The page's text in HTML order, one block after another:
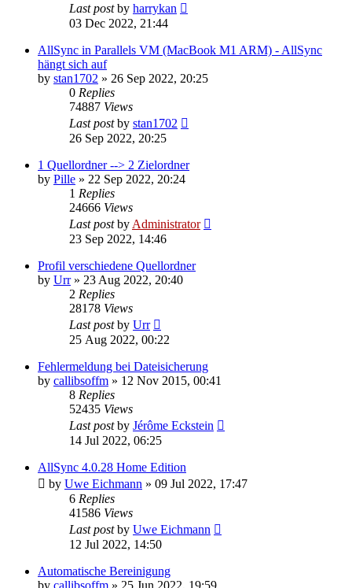
Last postby harrykan
03 Dec 2022, 21:44
AllSync in Parallels VM (MacBook M1 ARM) - AllSync
hängt sich auf
by stan1702 » 26 Sep 2022, 20:25
0 Replies
74887 Views
Last postby stan1702
26 Sep 2022, 20:25
1 Quellordner --> 2 Zielordner
by Pille » 22 Sep 2022, 20:24
1 Replies
24666 Views
Last postby Administrator
23 Sep 2022, 14:46
Profil verschiedene Quellordner
by Urr» 23 Aug 2022, 20:40
2 Replies
28178 Views
Last postby Urr
25 Aug 2022, 00:22
Fehlermeldung bei Dateisicherung
by callibsoffm » 12 Nov 2015, 00:41
8 Replies
52435 Views
Last postby Jérôme Eckstein
14 Jul 2022, 06:25
AllSync 4.0.28 Home Edition
by Uwe Eichmann » 09 Jul 2022, 17:47
6 Replies
41586 Views
Last postby Uwe Eichmann
12 Jul 2022, 14:50
Automatische Bereinigung